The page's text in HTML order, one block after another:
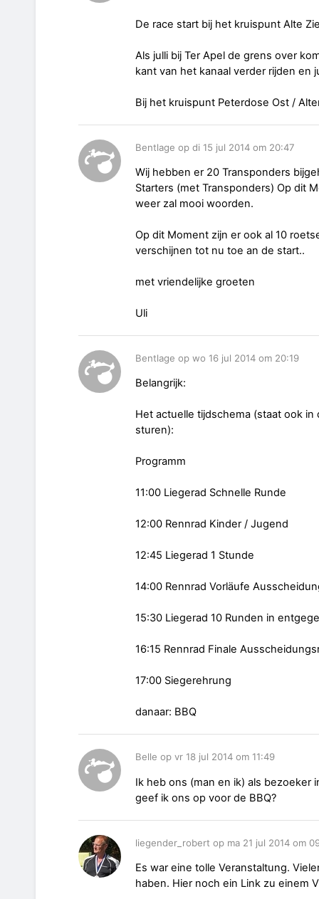
De race start bij het kruispunt Alte
Als julli bij Ter Apel de grens over
kant van het kanaal verder rijden en
Bij het kruispunt Peterdose Ost /
Bentlage op di 15 jul 2014 om 20:47
Wij hebben er 20 Transponders
Starters (met Transponders) Op dit
weer zal mooi woorden.
Op dit Moment zijn er ook al 10
verschijnen tot nu toe an de start..
met vriendelijke groeten
Uli
Bentlage op wo 16 jul 2014 om 20:19
Belangrijk:
Het actuelle tijdschema (staat ook
sturen):
Programm
11:00 Liegerad Schnelle Runde
12:00 Rennrad Kinder / Jugend
12:45 Liegerad 1 Stunde
14:00 Rennrad Vorläufe
15:30 Liegerad 10 Runden in
16:15 Rennrad Finale
17:00 Siegerehrung
danaar: BBQ
Belle op vr 18 jul 2014 om 11:49
Ik heb ons (man en ik) als bezoeker
geef ik ons op voor de BBQ?
liegender_robert op ma 21 jul 2014 om
Es war eine tolle Veranstaltung.
haben. Hier noch ein Link zu einem